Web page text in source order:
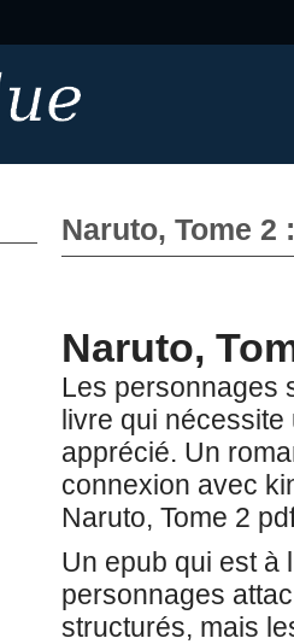
Naruto, Tome 2
Naruto,
Les personnages
livre qui
apprécié. Un
connexion avec
Naruto, Tome 2
Un epub qui est à
personnages
structurés, mais